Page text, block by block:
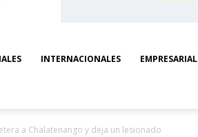
INTERNACIONALES EMPRESARIAL
a Chalatenango y deja un lesionado